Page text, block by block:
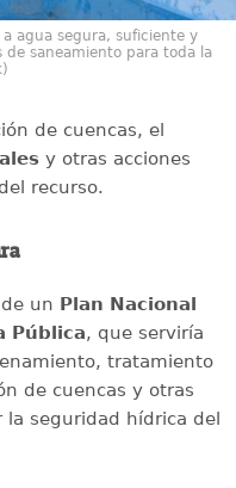
agua segura, suficiente y
de saneamiento para toda la
de cuencas, el
y otras acciones
recurso.
un Plan Nacional
Pública, que serviría
tratamiento
de cuencas y otras
la seguridad hídrica del